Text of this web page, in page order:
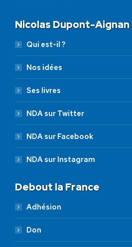
Nicolas Dupont-Aignan
Qui est-il ?
Nos idées
Ses livres
NDA sur Twitter
NDA sur Facebook
NDA sur Instagram
Debout la France
Adhésion
Don